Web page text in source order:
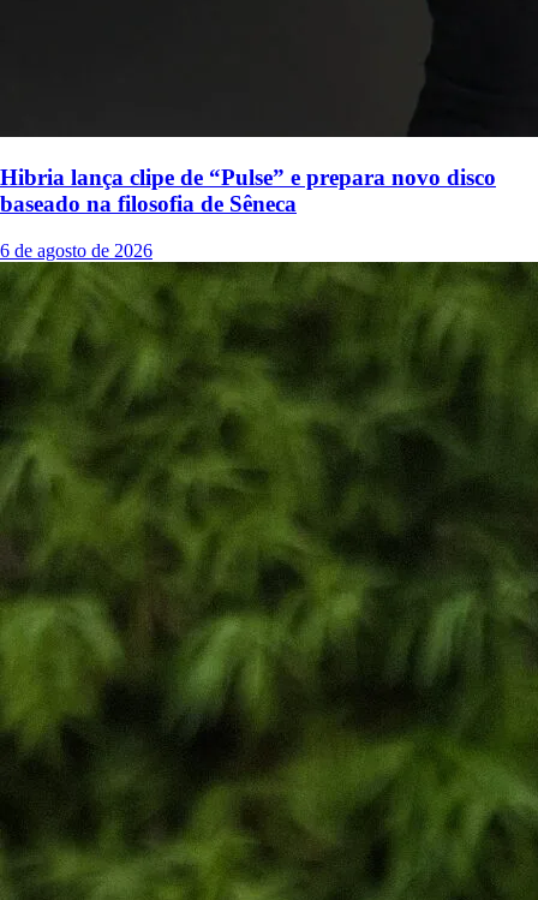
Hibria lança clipe de “Pulse” e prepara novo disco
baseado na filosofia de Sêneca
6 de agosto de 2026